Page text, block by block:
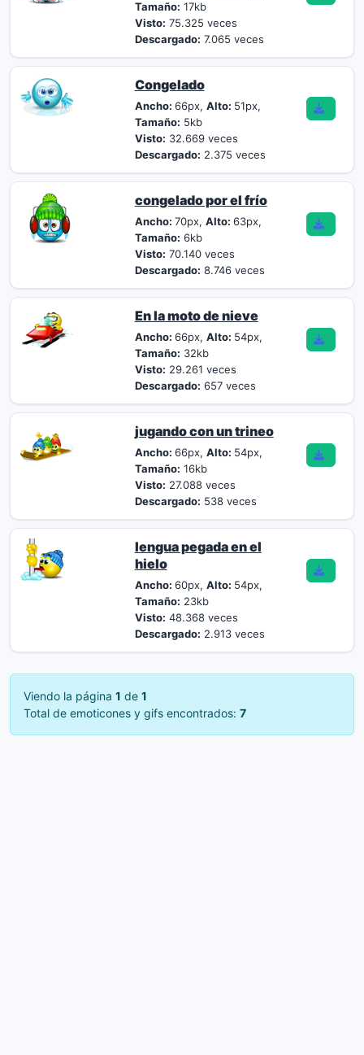
Tamaño: 17kb
Visto: 75.325 veces
Descargado: 7.065 veces
Congelado
Ancho: 66px, Alto: 51px,
Tamaño: 5kb
Visto: 32.669 veces
Descargado: 2.375 veces
congelado por el frío
Ancho: 70px, Alto: 63px,
Tamaño: 6kb
Visto: 70.140 veces
Descargado: 8.746 veces
En la moto de nieve
Ancho: 66px, Alto: 54px,
Tamaño: 32kb
Visto: 29.261 veces
Descargado: 657 veces
jugando con un trineo
Ancho: 66px, Alto: 54px,
Tamaño: 16kb
Visto: 27.088 veces
Descargado: 538 veces
lengua pegada en el
hielo
Ancho: 60px, Alto: 54px,
Tamaño: 23kb
Visto: 48.368 veces
Descargado: 2.913 veces
Viendo la página 1 de 1
Total de emoticones y gifs encontrados: 7